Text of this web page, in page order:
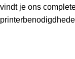
vindt je ons